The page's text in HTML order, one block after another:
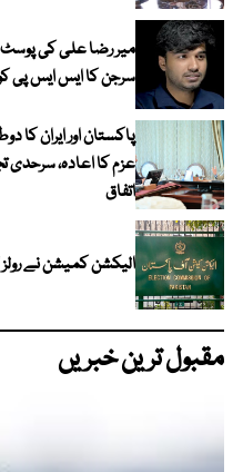
میر رضا علی کی پوسٹ
سرجن کا ایس ایس پی
عزم کا اعادہ، سرحدی
اتفاق
الیکشن کمیشن نے رولز 2017 میں ترمیم کا مسودہ جاری کر دیا
مقبول ترین خبریں